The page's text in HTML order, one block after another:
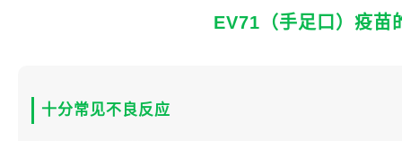
EV71（手足口）疫苗
十分常见不良反应